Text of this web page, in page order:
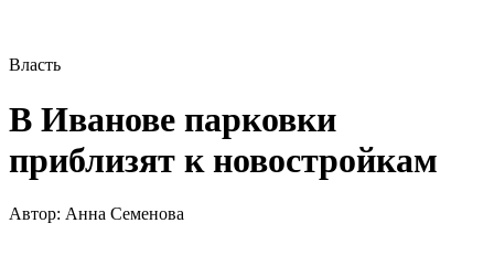
Власть
В Иванове парковки
приблизят к новостройкам
Автор: Анна Семенова